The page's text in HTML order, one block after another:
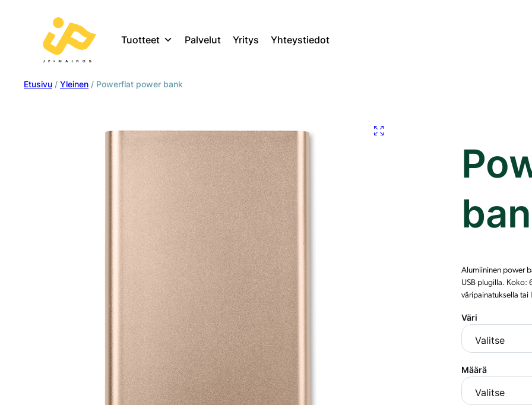
Tuotteet Palvelut Yritys Yhteystiedot
Etusivu / Yleinen / Powerflat power bank
Alumiininen power
USB plugilla. Koko:
väripainatuksella tai
Väri
Määrä